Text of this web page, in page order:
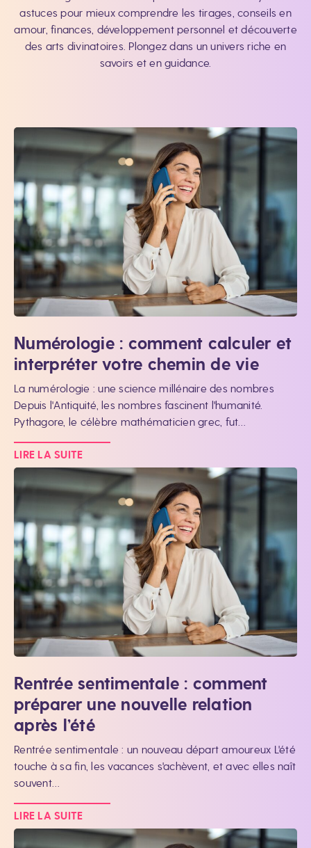
astuces pour mieux comprendre les tirages, conseils en
amour, finances, développement personnel et découverte
des arts divinatoires. Plongez dans un univers riche en
savoirs et en guidance.
Numérologie : comment calculer et
interpréter votre chemin de vie
La numérologie : une science millénaire des nombres
Depuis l'Antiquité, les nombres fascinent l'humanité.
Pythagore, le célèbre mathématicien grec, fut…
LIRE LA SUITE
Rentrée sentimentale : comment
préparer une nouvelle relation
après l’été
Rentrée sentimentale : un nouveau départ amoureux L'été
touche à sa fin, les vacances s'achèvent, et avec elles naît
souvent…
LIRE LA SUITE